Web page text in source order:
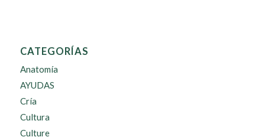
CATEGORÍAS
Anatomía
AYUDAS
Cría
Cultura
Culture